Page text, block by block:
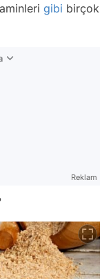
gibi birçok
Reklam